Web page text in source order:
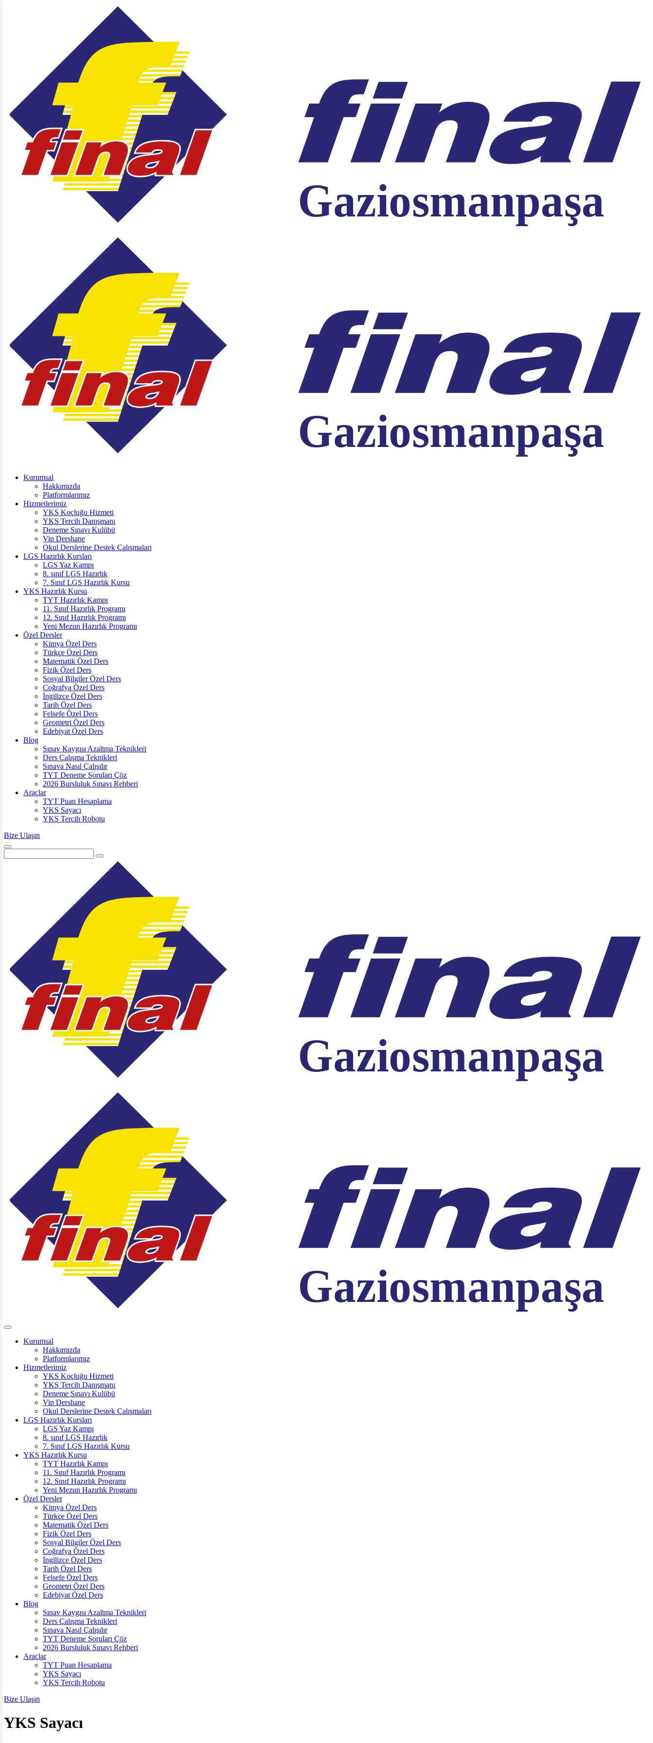
Kurumsal
Hakkımızda
Platformlarımız
Hizmetlerimiz
YKS Koçluğu Hizmeti
YKS Tercih Danışmanı
Deneme Sınavı Kulübü
Vip Dershane
Okul Derslerine Destek Çalışmaları
LGS Hazırlık Kursları
LGS Yaz Kampı
8. sınıf LGS Hazırlık
7. Sınıf LGS Hazırlık Kursu
YKS Hazırlık Kursu
TYT Hazırlık Kampı
11. Sınıf Hazırlık Programı
12. Sınıf Hazırlık Programı
Yeni Mezun Hazırlık Programı
Özel Dersler
Kimya Özel Ders
Türkçe Özel Ders
Matematik Özel Ders
Fizik Özel Ders
Sosyal Bilgiler Özel Ders
Coğrafya Özel Ders
İngilizce Özel Ders
Tarih Özel Ders
Felsefe Özel Ders
Geometri Özel Ders
Edebiyat Özel Ders
Blog
Sınav Kaygısı Azaltma Teknikleri
Ders Çalışma Teknikleri
Sınava Nasıl Çalışılır
TYT Deneme Soruları Çöz
2026 Bursluluk Sınavı Rehberi
Araçlar
TYT Puan Hesaplama
YKS Sayacı
YKS Tercih Robotu
Bize Ulaşın
Kurumsal
Hakkımızda
Platformlarımız
Hizmetlerimiz
YKS Koçluğu Hizmeti
YKS Tercih Danışmanı
Deneme Sınavı Kulübü
Vip Dershane
Okul Derslerine Destek Çalışmaları
LGS Hazırlık Kursları
LGS Yaz Kampı
8. sınıf LGS Hazırlık
7. Sınıf LGS Hazırlık Kursu
YKS Hazırlık Kursu
TYT Hazırlık Kampı
11. Sınıf Hazırlık Programı
12. Sınıf Hazırlık Programı
Yeni Mezun Hazırlık Programı
Özel Dersler
Kimya Özel Ders
Türkçe Özel Ders
Matematik Özel Ders
Fizik Özel Ders
Sosyal Bilgiler Özel Ders
Coğrafya Özel Ders
İngilizce Özel Ders
Tarih Özel Ders
Felsefe Özel Ders
Geometri Özel Ders
Edebiyat Özel Ders
Blog
Sınav Kaygısı Azaltma Teknikleri
Ders Çalışma Teknikleri
Sınava Nasıl Çalışılır
TYT Deneme Soruları Çöz
2026 Bursluluk Sınavı Rehberi
Araçlar
TYT Puan Hesaplama
YKS Sayacı
YKS Tercih Robotu
Bize Ulaşın
YKS Sayacı